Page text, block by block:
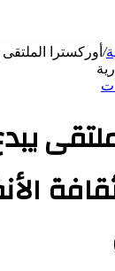
/ أوركسترا